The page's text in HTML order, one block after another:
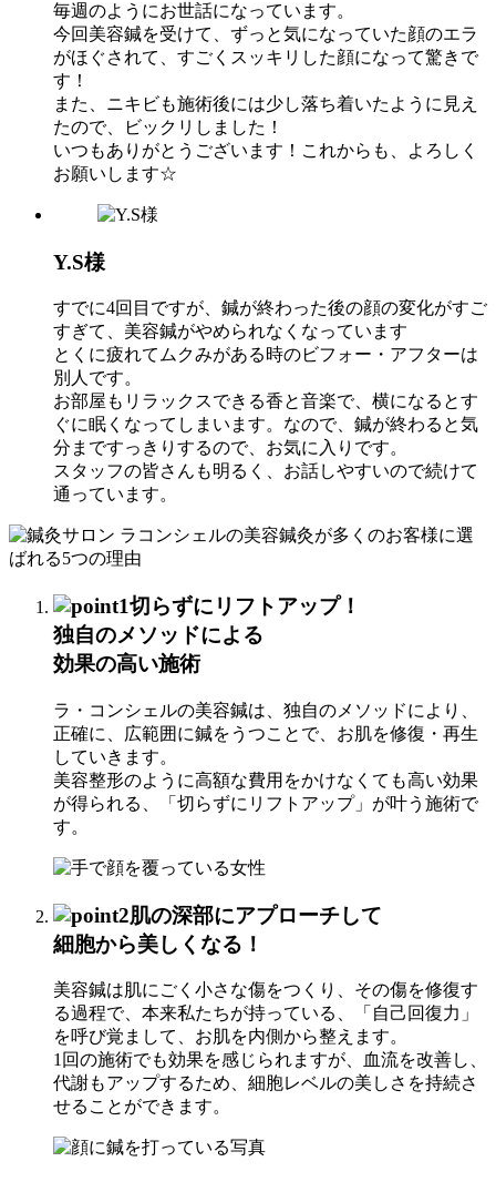
毎週のようにお世話になっています。
今回美容鍼を受けて、ずっと気になっていた顔のエラ
がほぐされて、すごくスッキリした顔になって驚きで
す！
また、ニキビも施術後には少し落ち着いたように見え
たので、ビックリしました！
いつもありがとうございます！これからも、よろしく
お願いします☆
Y.S様
すでに4回目ですが、鍼が終わった後の顔の変化がすご
すぎて、美容鍼がやめられなくなっています
とくに疲れてムクみがある時のビフォー・アフターは
別人です。
お部屋もリラックスできる香と音楽で、横になるとす
ぐに眠くなってしまいます。なので、鍼が終わると気
分まですっきりするので、お気に入りです。
スタッフの皆さんも明るく、お話しやすいので続けて
通っています。
切らずにリフトアップ！
独自のメソッドによる
効果の高い施術
ラ・コンシェルの美容鍼は、独自のメソッドにより、
正確に、広範囲に鍼をうつことで、お肌を修復・再生
していきます。
美容整形のように高額な費用をかけなくても高い効果
が得られる、「切らずにリフトアップ」が叶う施術で
す。
肌の深部にアプローチして
細胞から美しくなる！
美容鍼は肌にごく小さな傷をつくり、その傷を修復す
る過程で、本来私たちが持っている、「自己回復力」
を呼び覚まして、お肌を内側から整えます。
1回の施術でも効果を感じられますが、血流を改善し、
代謝もアップするため、細胞レベルの美しさを持続さ
せることができます。